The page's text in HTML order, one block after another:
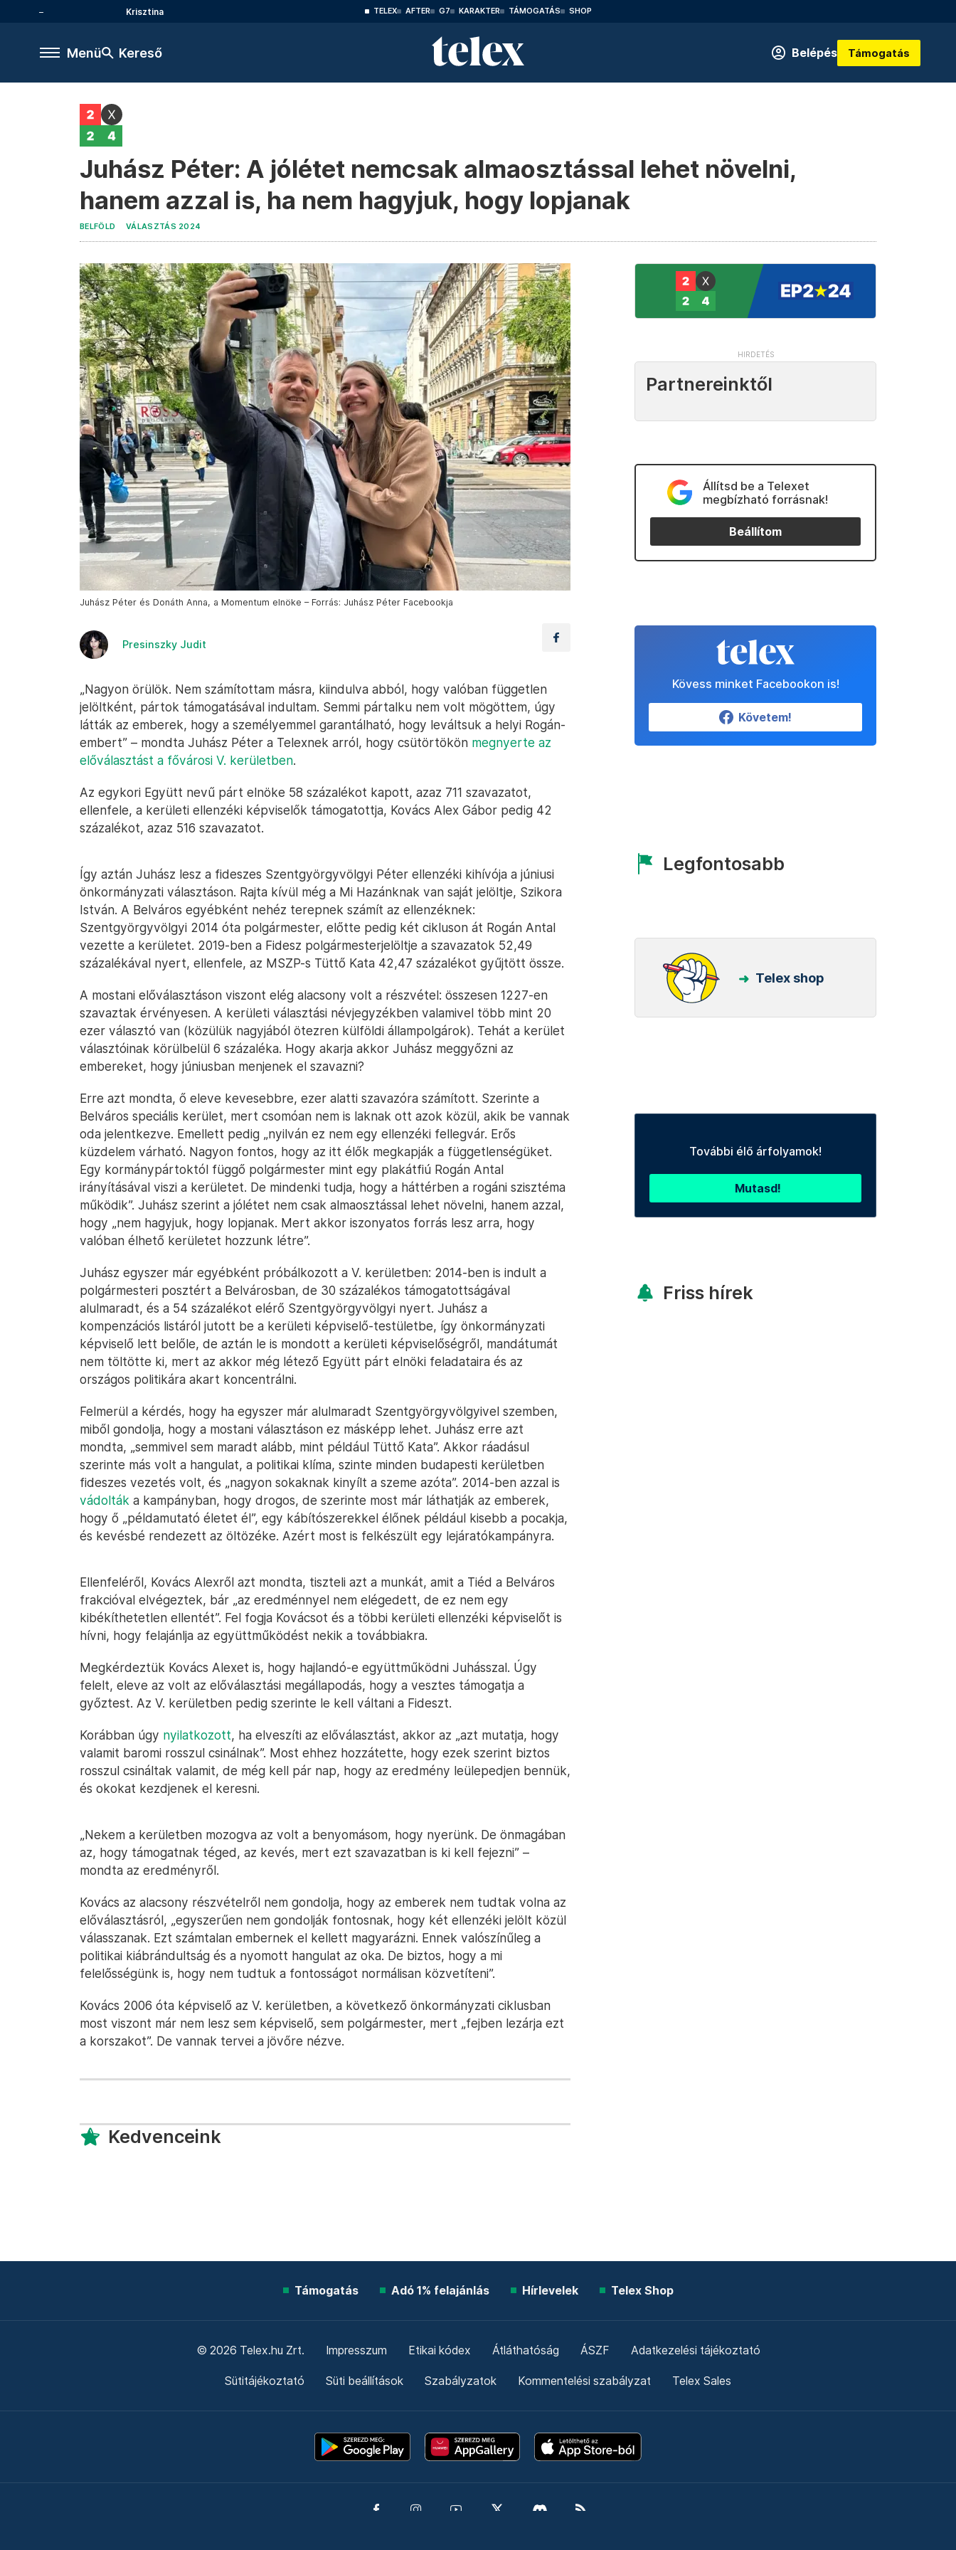
Krisztina TELEX AFTER G7 KARAKTER TÁMOGATÁS SHOP
Menü Kereső Belépés Támogatás
Juhász Péter: A jólétet nemcsak almaosztással lehet növelni,
hanem azzal is, ha nem hagyjuk, hogy lopjanak
BELFÖLD VÁLASZTÁS 2024
Juhász Péter és Donáth Anna, a Momentum elnöke – Forrás: Juhász Péter Facebookja
Presinszky Judit
„Nagyon örülök. Nem számítottam másra, kiindulva abból, hogy valóban független
jelöltként, pártok támogatásával indultam. Semmi pártalku nem volt mögöttem, úgy
látták az emberek, hogy a személyemmel garantálható, hogy leváltsuk a helyi Rogán-
embert” – mondta Juhász Péter a Telexnek arról, hogy csütörtökön megnyerte az
előválasztást a fővárosi V. kerületben.
Az egykori Együtt nevű párt elnöke 58 százalékot kapott, azaz 711 szavazatot,
ellenfele, a kerületi ellenzéki képviselők támogatottja, Kovács Alex Gábor pedig 42
százalékot, azaz 516 szavazatot.
Így aztán Juhász lesz a fideszes Szentgyörgyvölgyi Péter ellenzéki kihívója a júniusi
önkormányzati választáson. Rajta kívül még a Mi Hazánknak van saját jelöltje, Szikora
István. A Belváros egyébként nehéz terepnek számít az ellenzéknek:
Szentgyörgyvölgyi 2014 óta polgármester, előtte pedig két cikluson át Rogán Antal
vezette a kerületet. 2019-ben a Fidesz polgármesterjelöltje a szavazatok 52,49
százalékával nyert, ellenfele, az MSZP-s Tüttő Kata 42,47 százalékot gyűjtött össze.
A mostani előválasztáson viszont elég alacsony volt a részvétel: összesen 1227-en
szavaztak érvényesen. A kerületi választási névjegyzékben valamivel több mint 20
ezer választó van (közülük nagyjából ötezren külföldi állampolgárok). Tehát a kerület
választóinak körülbelül 6 százaléka. Hogy akarja akkor Juhász meggyőzni az
embereket, hogy júniusban menjenek el szavazni?
Erre azt mondta, ő eleve kevesebbre, ezer alatti szavazóra számított. Szerinte a
Belváros speciális kerület, mert csomóan nem is laknak ott azok közül, akik be vannak
oda jelentkezve. Emellett pedig „nyilván ez nem egy ellenzéki fellegvár. Erős
küzdelem várható. Nagyon fontos, hogy az itt élők megkapják a függetlenségüket.
Egy kormánypártoktól függő polgármester mint egy plakátfiú Rogán Antal
irányításával viszi a kerületet. De mindenki tudja, hogy a háttérben a rogáni szisztéma
működik”. Juhász szerint a jólétet nem csak almaosztással lehet növelni, hanem azzal,
hogy „nem hagyjuk, hogy lopjanak. Mert akkor iszonyatos forrás lesz arra, hogy
valóban élhető kerületet hozzunk létre”.
Juhász egyszer már egyébként próbálkozott a V. kerületben: 2014-ben is indult a
polgármesteri posztért a Belvárosban, de 30 százalékos támogatottságával
alulmaradt, és a 54 százalékot elérő Szentgyörgyvölgyi nyert. Juhász a
kompenzációs listáról jutott be a kerületi képviselő-testületbe, így önkormányzati
képviselő lett belőle, de aztán le is mondott a kerületi képviselőségről, mandátumát
nem töltötte ki, mert az akkor még létező Együtt párt elnöki feladataira és az
országos politikára akart koncentrálni.
Felmerül a kérdés, hogy ha egyszer már alulmaradt Szentgyörgyvölgyivel szemben,
miből gondolja, hogy a mostani választáson ez másképp lehet. Juhász erre azt
mondta, „semmivel sem maradt alább, mint például Tüttő Kata”. Akkor ráadásul
szerinte más volt a hangulat, a politikai klíma, szinte minden budapesti kerületben
fideszes vezetés volt, és „nagyon sokaknak kinyílt a szeme azóta”. 2014-ben azzal is
vádolták a kampányban, hogy drogos, de szerinte most már láthatják az emberek,
hogy ő „példamutató életet él”, egy kábítószerekkel élőnek például kisebb a pocakja,
és kevésbé rendezett az öltözéke. Azért most is felkészült egy lejáratókampányra.
Ellenfeléről, Kovács Alexről azt mondta, tiszteli azt a munkát, amit a Tiéd a Belváros
frakcióval elvégeztek, bár „az eredménnyel nem elégedett, de ez nem egy
kibékíthetetlen ellentét”. Fel fogja Kovácsot és a többi kerületi ellenzéki képviselőt is
hívni, hogy felajánlja az együttműködést nekik a továbbiakra.
Megkérdeztük Kovács Alexet is, hogy hajlandó-e együttműködni Juhásszal. Úgy
felelt, eleve az volt az előválasztási megállapodás, hogy a vesztes támogatja a
győztest. Az V. kerületben pedig szerinte le kell váltani a Fideszt.
Korábban úgy nyilatkozott, ha elveszíti az előválasztást, akkor az „azt mutatja, hogy
valamit baromi rosszul csinálnak”. Most ehhez hozzátette, hogy ezek szerint biztos
rosszul csináltak valamit, de még kell pár nap, hogy az eredmény leülepedjen bennük,
és okokat kezdjenek el keresni.
„Nekem a kerületben mozogva az volt a benyomásom, hogy nyerünk. De önmagában
az, hogy támogatnak téged, az kevés, mert ezt szavazatban is ki kell fejezni” –
mondta az eredményről.
Kovács az alacsony részvételről nem gondolja, hogy az emberek nem tudtak volna az
előválasztásról, „egyszerűen nem gondolják fontosnak, hogy két ellenzéki jelölt közül
válasszanak. Ezt számtalan embernek el kellett magyarázni. Ennek valószínűleg a
politikai kiábrándultság és a nyomott hangulat az oka. De biztos, hogy a mi
felelősségünk is, hogy nem tudtuk a fontosságot normálisan közvetíteni”.
Kovács 2006 óta képviselő az V. kerületben, a következő önkormányzati ciklusban
most viszont már nem lesz sem képviselő, sem polgármester, mert „fejben lezárja ezt
a korszakot”. De vannak tervei a jövőre nézve.
Kedvenceink
Partnereinktől
Állítsd be a Telexet
megbízható forrásnak!
Beállítom
Kövess minket Facebookon is!
Követem!
Legfontosabb
Telex shop
További élő árfolyamok!
Mutasd!
Friss hírek
Támogatás Adó 1% felajánlás Hírlevelek Telex Shop
© 2026 Telex.hu Zrt. Impresszum Etikai kódex Átláthatóság ÁSZF Adatkezelési tájékoztató
Sütitájékoztató Süti beállítások Szabályzatok Kommentelési szabályzat Telex Sales